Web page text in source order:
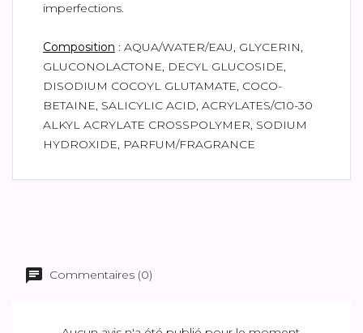
imperfections.
Composition : AQUA/WATER/EAU, GLYCERIN,
GLUCONOLACTONE, DECYL GLUCOSIDE,
DISODIUM COCOYL GLUTAMATE, COCO-
BETAINE, SALICYLIC ACID, ACRYLATES/C10-30
ALKYL ACRYLATE CROSSPOLYMER, SODIUM
HYDROXIDE, PARFUM/FRAGRANCE
Commentaires (0)